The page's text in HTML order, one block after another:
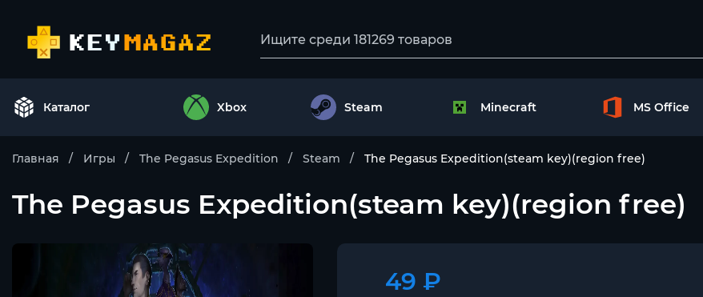
Каталог Xbox Steam Minecraft MS Office
Главная Игры The Pegasus Expedition Steam The Pegasus Expedition(steam key)(region free)
The Pegasus Expedition(steam key)(region free)
49 ₽